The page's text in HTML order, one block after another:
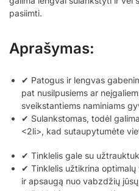
pasiimti.
Aprašymas:
✔ Patogus ir lengvas
pat nusilpusiems ar
sveikstantiems naminiams
✔ Sulankstomas, todėl
<2li>, kad sutaupytumėte
✔ Tinklelis gale su
✔ Tinklelis užtikrina optimalų
ir apsaugą nuo vabzdžių